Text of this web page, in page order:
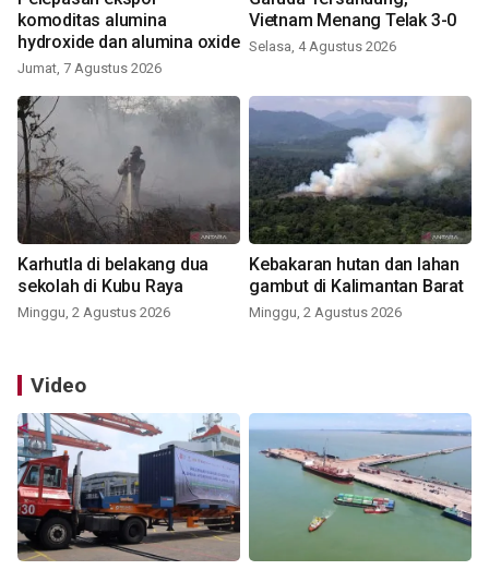
komoditas alumina
hydroxide dan alumina oxide
Jumat, 7 Agustus 2026
Vietnam Menang Telak 3-0
Selasa, 4 Agustus 2026
Karhutla di belakang dua
sekolah di Kubu Raya
Minggu, 2 Agustus 2026
Kebakaran hutan dan lahan
gambut di Kalimantan Barat
Minggu, 2 Agustus 2026
Video